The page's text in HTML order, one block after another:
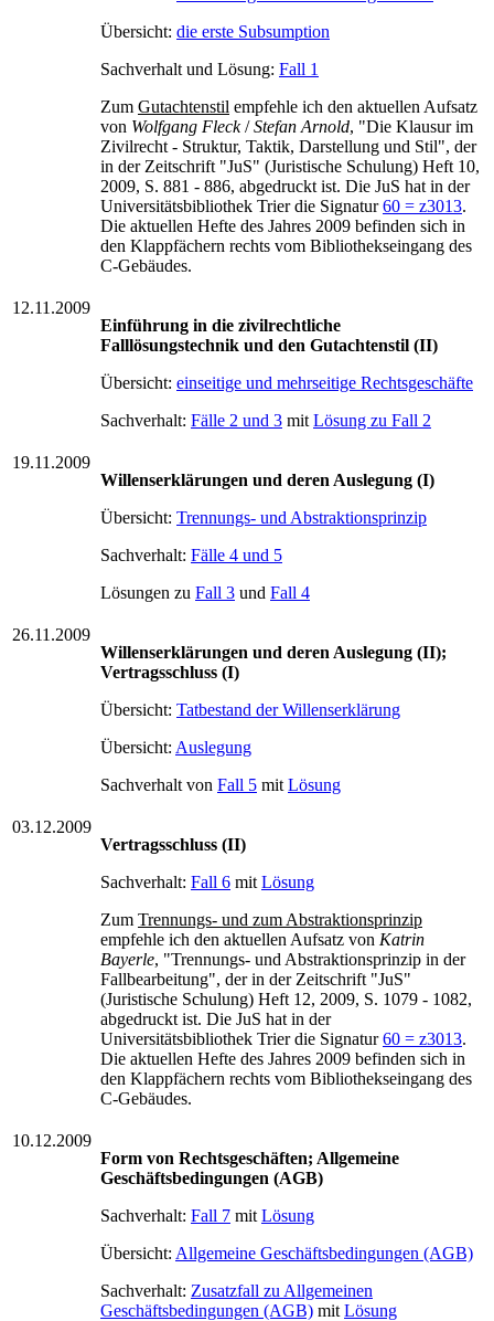
Übersicht: die erste Subsumption
Sachverhalt und Lösung: Fall 1
Zum Gutachtenstil empfehle ich den aktuellen Aufsatz
von Wolfgang Fleck/Stefan Arnold, "Die Klausur im
Zivilrecht - Struktur, Taktik, Darstellung und Stil", der
in der Zeitschrift "JuS" (Juristische Schulung) Heft 10,
2009, S. 881 - 886, abgedruckt ist. Die JuS hat in der
Universitätsbibliothek Trier die Signatur60 = z3013.
Die aktuellen Hefte des Jahres 2009 befinden sich in
den Klappfächern rechts vom Bibliothekseingang des
C-Gebäudes.
12.11.2009
Einführung in die zivilrechtliche
Falllösungstechnik und den Gutachtenstil (II)
Übersicht: einseitige und mehrseitige Rechtsgeschäfte
Sachverhalt: Fälle 2 und 3 mit Lösung zu Fall 2
19.11.2009
Willenserklärungen und deren Auslegung (I)
Übersicht: Trennungs- und Abstraktionsprinzip
Sachverhalt: Fälle 4 und 5
Lösungen zu Fall 3 und Fall 4
26.11.2009
Willenserklärungen und deren Auslegung (II);
Vertragsschluss (I)
Übersicht: Tatbestand der Willenserklärung
Übersicht: Auslegung
Sachverhalt von Fall 5 mit Lösung
03.12.2009
Vertragsschluss (II)
Sachverhalt: Fall 6 mit Lösung
Zum Trennungs- und zum Abstraktionsprinzip
empfehle ich den aktuellen Aufsatz von Katrin
Bayerle, "Trennungs- und Abstraktionsprinzip in der
Fallbearbeitung", der in der Zeitschrift "JuS"
(Juristische Schulung) Heft 12, 2009, S. 1079 - 1082,
abgedruckt ist. Die JuS hat in der
Universitätsbibliothek Trier die Signatur60 = z3013.
Die aktuellen Hefte des Jahres 2009 befinden sich in
den Klappfächern rechts vom Bibliothekseingang des
C-Gebäudes.
10.12.2009
Form von Rechtsgeschäften; Allgemeine
Geschäftsbedingungen (AGB)
Sachverhalt: Fall 7 mit Lösung
Übersicht: Allgemeine Geschäftsbedingungen (AGB)
Sachverhalt: Zusatzfall zu Allgemeinen
Geschäftsbedingungen (AGB) mit Lösung